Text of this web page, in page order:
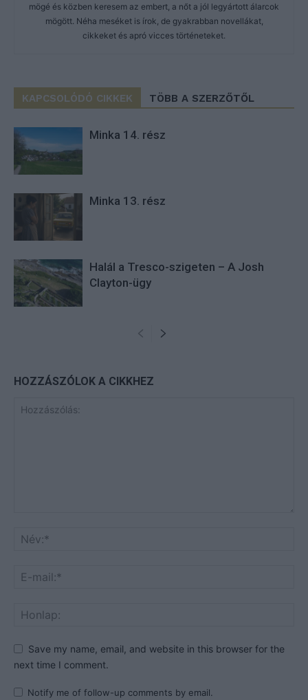
mögé és közben keresem az embert, a nőt a jól legyártott álarcok
mögött. Néha meséket is írok, de gyakrabban novellákat,
cikkeket és apró vicces történeteket.
KAPCSOLÓDÓ CIKKEK TÖBB A SZERZŐTŐL
Minka 14. rész
Minka 13. rész
Halál a Tresco-szigeten – A Josh
Clayton-ügy
HOZZÁSZÓLOK A CIKKHEZ
Save my name, email, and website in this browser for the
next time I comment.
Notify me of follow-up comments by email.